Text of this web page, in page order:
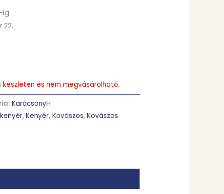
ig.
készleten és nem megvásárolható.
KarácsonyH
, Kenyér, Kovászos, Kovászos